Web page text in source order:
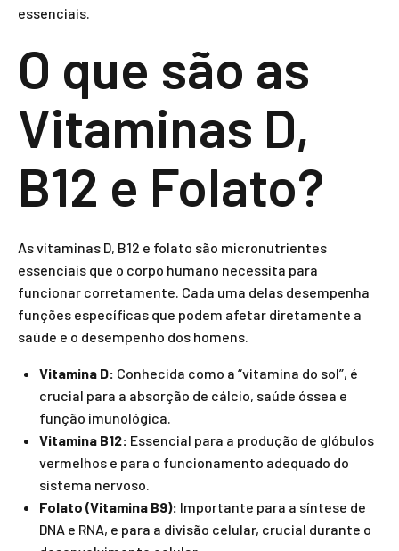
essenciais.
O que são as
Vitaminas D,
B12 e Folato?
As vitaminas D, B12 e folato são micronutrientes
essenciais que o corpo humano necessita para
funcionar corretamente. Cada uma delas desempenha
funções específicas que podem afetar diretamente a
saúde e o desempenho dos homens.
Vitamina D: Conhecida como a “vitamina do sol”, é
crucial para a absorção de cálcio, saúde óssea e
função imunológica.
Vitamina B12: Essencial para a produção de glóbulos
vermelhos e para o funcionamento adequado do
sistema nervoso.
Folato (Vitamina B9): Importante para a síntese de
DNA e RNA, e para a divisão celular, crucial durante o